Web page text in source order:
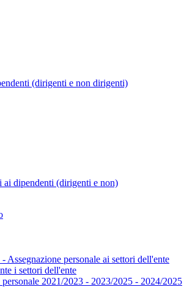
(dirigenti e non dirigenti)
dipendenti (dirigenti e non)
Assegnazione personale ai settori dell'ente
i settori dell'ente
2021/2023 - 2023/2025 - 2024/2025